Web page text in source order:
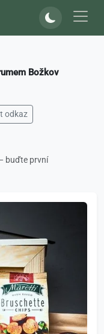
Božkov
odkaz
buďte první